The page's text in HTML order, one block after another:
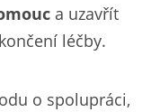
a uzavřít
léčby.
o spolupráci,